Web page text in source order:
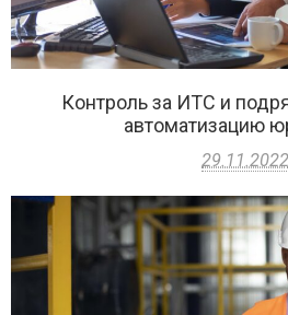
Контроль за ИТС и
автоматизацию
29.11.2022